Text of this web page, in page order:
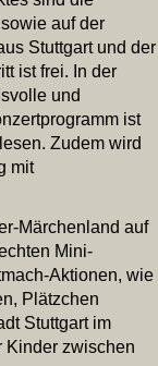
auf der
Stuttgart und der
ist frei. In der
und
ist
Zudem wird
mit
Märchenland auf
Mini-
Aktionen, wie
Plätzchen
Stuttgart im
Kinder zwischen